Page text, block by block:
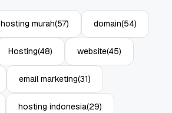
hosting murah(57) domain(54)
Hosting(48) website(45)
email marketing(31)
hosting indonesia(29)